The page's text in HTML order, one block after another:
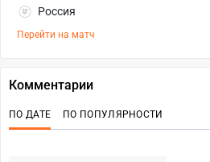
Россия
Перейти на матч
Комментарии
ПО ДАТЕ ПО ПОПУЛЯРНОСТИ